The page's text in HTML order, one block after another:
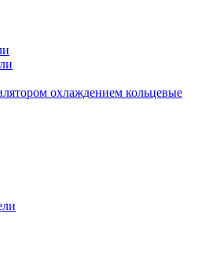
охлаждением кольцевые